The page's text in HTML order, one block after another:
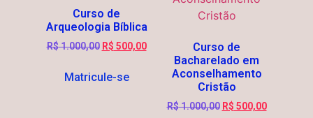
Curso de
Arqueologia Bíblica
R$1.000,00 R$ 500,00
Matricule-se
Curso de
Bacharelado em
Aconselhamento
Cristão
R$1.000,00 R$ 500,00